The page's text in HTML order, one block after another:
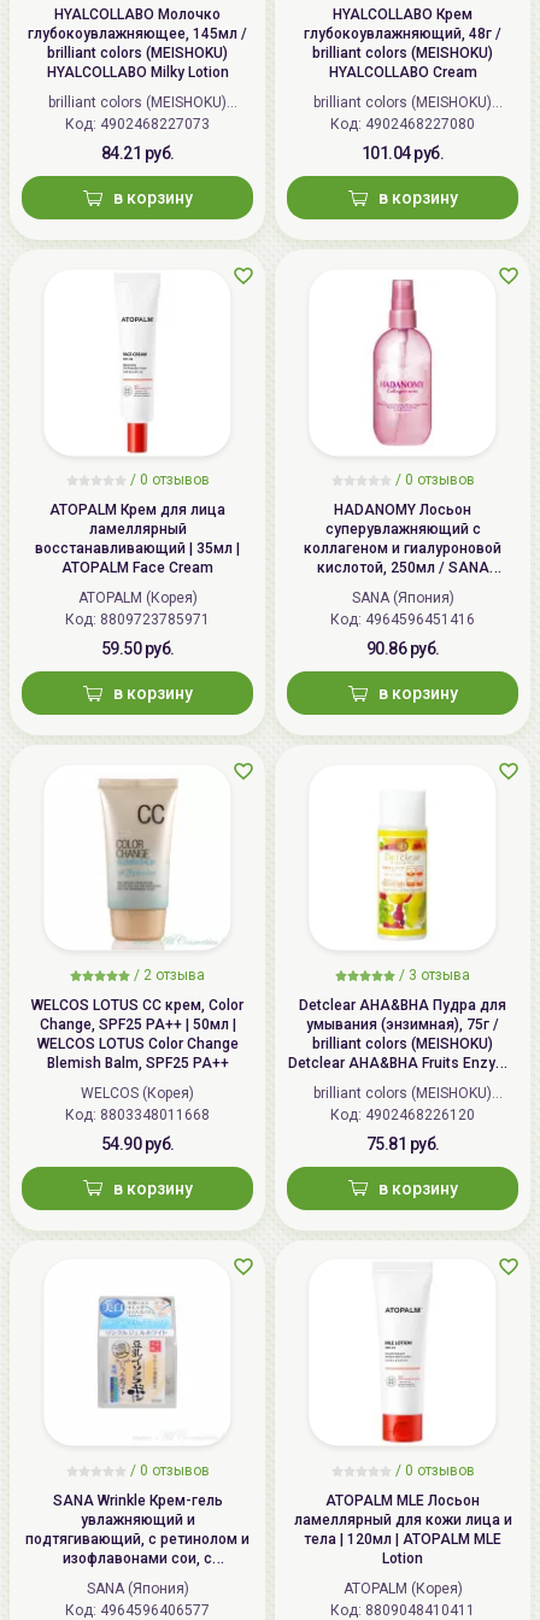
HYALCOLLABO Молочко
глубокоувлажняющее, 145мл /
brilliant colors (MEISHOKU)
HYALCOLLABO Milky Lotion
brilliant colors (MEISHOKU)
(Япония)
Код: 4902468227073
84.21 руб.
в корзину
HYALCOLLABO Крем
глубокоувлажняющий, 48г /
brilliant colors (MEISHOKU)
HYALCOLLABO Cream
brilliant colors (MEISHOKU)
(Япония)
Код: 4902468227080
101.04 руб.
в корзину
/ 0 отзывов
ATOPALM Крем для лица
ламеллярный
восстанавливающий | 35мл |
ATOPALM Face Cream
ATOPALM (Корея)
Код: 8809723785971
59.50 руб.
в корзину
/ 0 отзывов
HADANOMY Лосьон
суперувлажняющий с
коллагеном и гиалуроновой
кислотой, 250мл / SANA
HADANOMY Collagen mist
SANA (Япония)
Код: 4964596451416
90.86 руб.
в корзину
/ 2 отзыва
WELCOS LOTUS СС крем, Color
Change, SPF25 PA++ | 50мл |
WELCOS LOTUS Color Change
Blemish Balm, SPF25 PA++
WELCOS (Корея)
Код: 8803348011668
54.90 руб.
в корзину
/ 3 отзыва
Detclear AHA&BHA Пудра для
умывания (энзимная), 75г /
brilliant colors (MEISHOKU)
Detclear AHA&BHA Fruits Enzyme
Powder Wash
brilliant colors (MEISHOKU)
(Япония)
Код: 4902468226120
75.81 руб.
в корзину
/ 0 отзывов
SANA Wrinkle Крем-гель
увлажняющий и
подтягивающий, с ретинолом и
изофлавонами сои, с
осветляющим эффектом | 100г |
Wrinkle Gel Cream (Whitening)
SANA (Япония)
Код: 4964596406577
/ 0 отзывов
ATOPALM MLE Лосьон
ламеллярный для кожи лица и
тела | 120мл | ATOPALM MLE
Lotion
ATOPALM (Корея)
Код: 8809048410411